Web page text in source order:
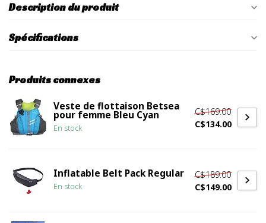
Description du produit
Spécifications
Produits connexes
Veste de flottaison Betsea
pour femme Bleu Cyan
En stock
C$169.00
C$134.00
Inflatable Belt Pack Regular
En stock
C$189.00
C$149.00